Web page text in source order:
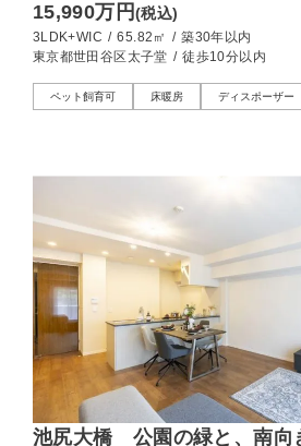
15,990万円(税込)
3LDK+WIC / 65.82㎡ / 築30年以内
東京都世田谷区太子堂 / 徒歩10分以内
ペット飼育可 床暖房 ディスポーザー
池尻大橋 公園の緑と、南向